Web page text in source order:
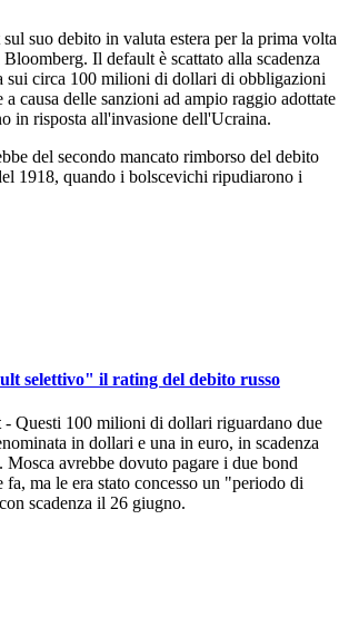
suo debito in valuta estera per la prima volta
Il default è scattato alla scadenza
sui circa 100 milioni di dollari di obbligazioni
a causa delle sanzioni ad ampio raggio adottate
in risposta all'invasione dell'Ucraina.
del secondo mancato rimborso del debito
1918, quando i bolscevichi ripudiarono i
selettivo" il rating del debito russo
- Questi 100 milioni di dollari riguardano due
in dollari e una in euro, in scadenza
Mosca avrebbe dovuto pagare i due bond
fa, ma le era stato concesso un "periodo di
scadenza il 26 giugno.